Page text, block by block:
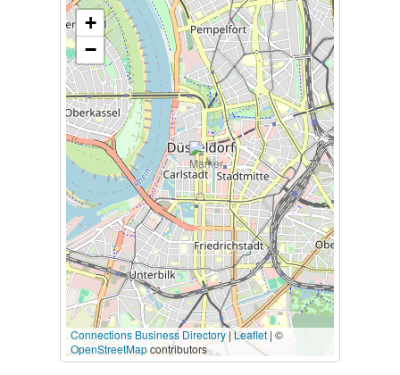
+
−
Connections Business Directory|Leaflet | ©
OpenStreetMapcontributors